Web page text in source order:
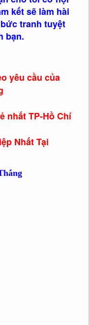
kết sẽ làm hài
tranh tuyệt
bạn.
yêu cầu của
nhất TP-Hồ Chí
Nhất Tại